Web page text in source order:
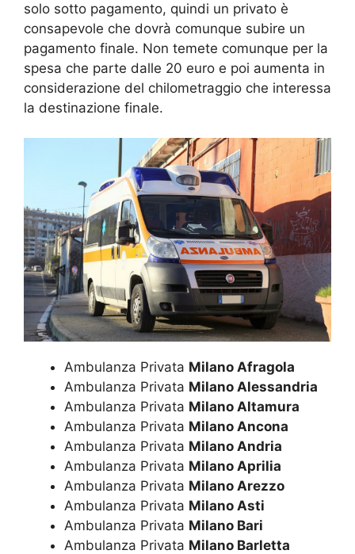
solo sotto pagamento, quindi un privato è
consapevole che dovrà comunque subire un
pagamento finale. Non temete comunque per la
spesa che parte dalle 20 euro e poi aumenta in
considerazione del chilometraggio che interessa
la destinazione finale.
Ambulanza Privata Milano Afragola
Ambulanza Privata Milano Alessandria
Ambulanza Privata Milano Altamura
Ambulanza Privata Milano Ancona
Ambulanza Privata Milano Andria
Ambulanza Privata Milano Aprilia
Ambulanza Privata Milano Arezzo
Ambulanza Privata Milano Asti
Ambulanza Privata Milano Bari
Ambulanza Privata Milano Barletta